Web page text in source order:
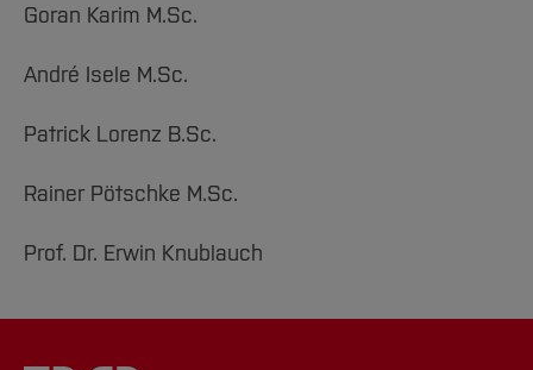
Goran Karim M.Sc.
André Isele M.Sc.
Patrick Lorenz B.Sc.
Rainer Pötschke M.Sc.
Prof. Dr. Erwin Knublauch